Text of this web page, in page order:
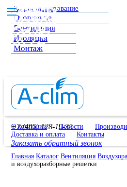
Кондиционирование
Отопление
Вентиляция
Изоляция
Монтаж
+7 (495) 128-19-35
Заказать обратный звонок
О компании Новости
Доставка и оплата
Контакты
Главная Каталог Вентиляция
и воздухоразборные решетки